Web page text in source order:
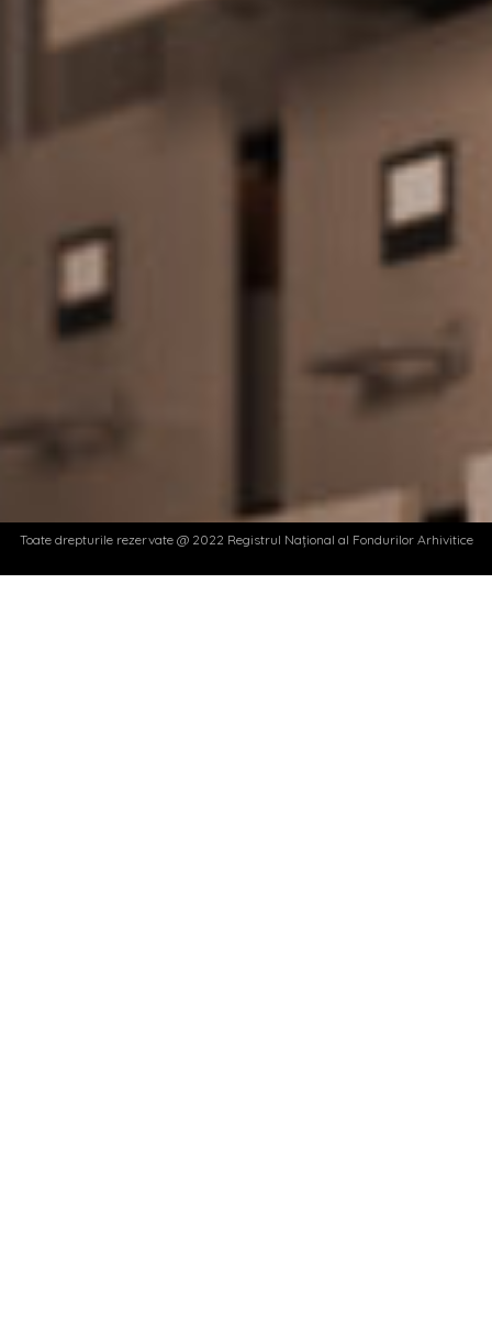
Toate drepturile rezervate @ 2022 Registrul Național al Fondurilor Arhivitice